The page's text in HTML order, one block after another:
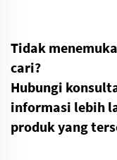
Tidak
cari?
Hubungi
informasi lebih
produk yang